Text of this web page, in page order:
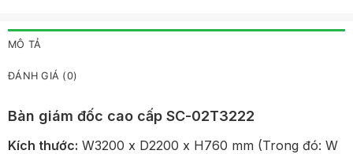
MÔ TẢ
ĐÁNH GIÁ (0)
Bàn giám đốc cao cấp SC-02T3222
Kích thước: W3200 x D2200 x H760 mm (Trong đó: W